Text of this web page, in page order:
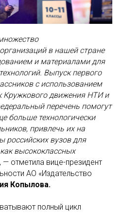
в нашей стране
и материалами для
Выпуск первого
с использованием
Кружкового движения НТИ и
перечень помогут
больше технологически
привлечь их на
вузов для
высококлассных
— отметила вице-президент
АО «Издательство
Копылова.
полный цикл